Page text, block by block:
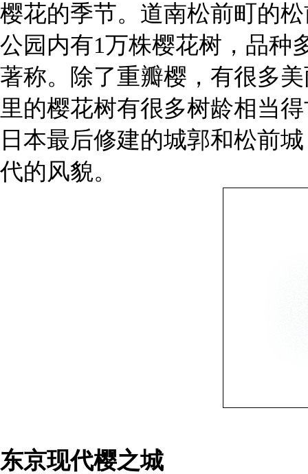
樱花的季节。道南松前町的
公园内有1万株樱花树，品种
著称。除了重瓣樱，有很多
里的樱花树有很多树龄相当
日本最后修建的城郭和松前
代的风貌。
东京现代樱之城